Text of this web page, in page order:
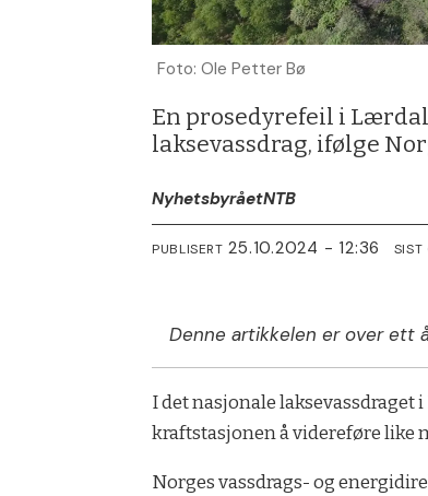
Foto: Ole Petter Bø
En prosedyrefeil i
laksevassdrag, ifølge
NyhetsbyråetNTB
PUBLISERT 25.10.2024 - 12:36 SIST
Denne artikkelen er over ett
I det nasjonale
kraftstasjonen å videreføre like
Norges vassdrags- og